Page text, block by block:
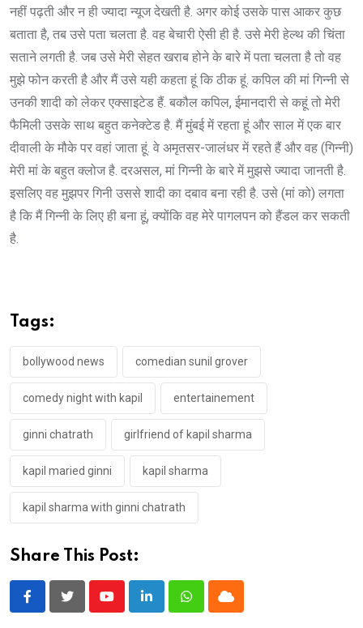
नहीं पढ़ती और न ही ज्यादा न्यूज देखती है. अगर कोई उसके पास आकर कुछ
बताता है, तब उसे पता चलता है. वह बेचारी ऐसी ही है. उसे मेरी हेल्थ की चिंता
सताने लगती है. जब उसे मेरी सेहत खराब होने के बारे में पता चलता है तो वह
मुझे फोन करती है और मैं उसे यही कहता हूं कि ठीक हूं. कपिल की मां गिन्नी से
उनकी शादी को लेकर एक्साइटेड हैं. बकौल कपिल, ईमानदारी से कहूं तो मेरी
फैमिली उसके साथ बहुत कनेक्टेड है. मैं मुंबई में रहता हूं और साल में एक बार
दीवाली के मौके पर वहां जाता हूं. वे अमृतसर-जालंधर में रहते हैं और वह (गिन्नी)
मेरी मां के बहुत क्लोज है. दरअसल, मां गिन्नी के बारे में मुझसे ज्यादा जानती है.
इसलिए वह मुझपर गिनी उससे शादी का दबाव बना रही है. उसे (मां को) लगता
है कि मैं गिन्नी के लिए ही बना हूं, क्योंकि वह मेरे पागलपन को हैंडल कर सकती
है.
Tags:
bollywood news comedian sunil grover
comedy night with kapil entertainement
ginni chatrath girlfriend of kapil sharma
kapil maried ginni kapil sharma
kapil sharma with ginni chatrath
Share This Post:
YoutubeLinkedInWhatsappCloud